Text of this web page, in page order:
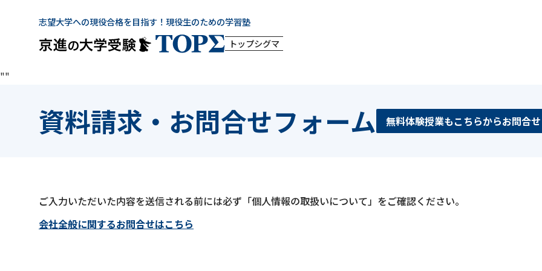
志望大学への現役合格を目指す！現役生のための学習塾
トップシグマ
""
資料請求・お問合せフォーム 無料体験授業もこちらからお問合
ご入力いただいた内容を送信される前には必ず「個人情報の取扱いについて」をご確認ください。
会社全般に関するお問合せはこちら